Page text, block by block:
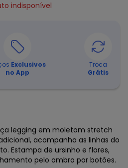
indisponível
Exclusivos
no App
Troca
Grátis
legging em moletom stretch
acompanha as linhas do
Estampa de ursinho e flores,
pelo ombro por botões.